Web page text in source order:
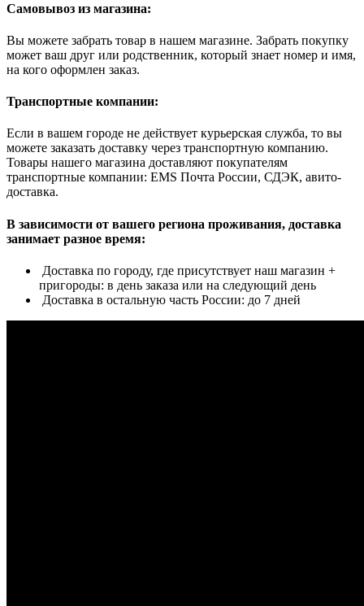
Самовывоз из магазина:
Вы можете забрать товар в нашем магазине. Забрать покупку
может ваш друг или родственник, который знает номер и имя,
на кого оформлен заказ.
Транспортные компании:
Если в вашем городе не действует курьерская служба, то вы
можете заказать доставку через транспортную компанию.
Товары нашего магазина доставляют покупателям
транспортные компании: EMS Почта России, СДЭК, авито-
доставка.
В зависимости от вашего региона проживания, доставка
занимает разное время:
Доставка по городу, где присутствует наш магазин +
пригороды: в день заказа или на следующий день
Доставка в остальную часть России: до 7 дней